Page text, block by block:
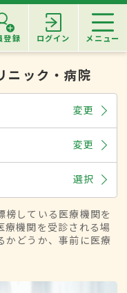
登録 ログイン メニュー
ニック・病院
変更
変更
選択
している医療機関を
療機関を受診される場
かどうか、事前に医療